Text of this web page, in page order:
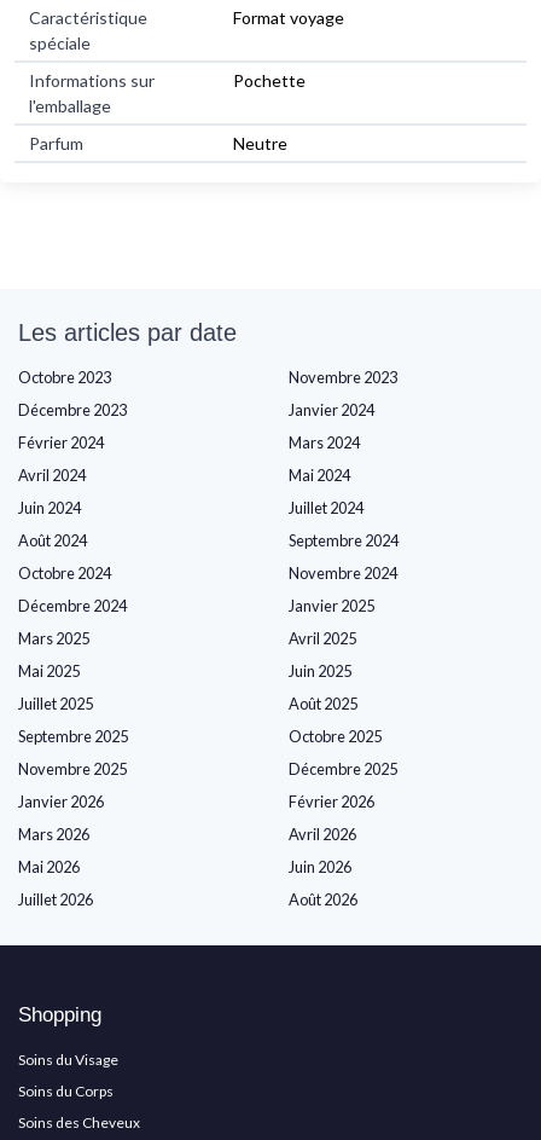
Caractéristique
spéciale
Format voyage
Informations sur
l'emballage
Pochette
Parfum Neutre
Les articles par date
Octobre 2023
Novembre 2023
Décembre 2023
Janvier 2024
Février 2024
Mars 2024
Avril 2024
Mai 2024
Juin 2024
Juillet 2024
Août 2024
Septembre 2024
Octobre 2024
Novembre 2024
Décembre 2024
Janvier 2025
Mars 2025
Avril 2025
Mai 2025
Juin 2025
Juillet 2025
Août 2025
Septembre 2025
Octobre 2025
Novembre 2025
Décembre 2025
Janvier 2026
Février 2026
Mars 2026
Avril 2026
Mai 2026
Juin 2026
Juillet 2026
Août 2026
Shopping
Soins du Visage
Soins du Corps
Soins des Cheveux